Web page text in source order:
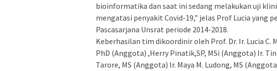
bioinformatika dan saat ini sedang melakukan uji
mengatasi penyakit Covid-19,” jelas Prof Lucia yang
Pascasarjana Unsrat periode 2014-2018.
Keberhasilan tim dikoordinir oleh Prof. Dr. Ir. Lucia C.
PhD (Anggota) ,Herry Pinatik,SP, MSi (Anggota) Ir.
Tarore, MS (Anggota) Ir. Maya M. Ludong, MS